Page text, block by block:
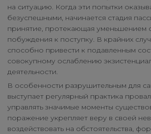
на ситуацию. Когда эти попытки
безуспешными, начинается стадия
принятие, протекающая уменьшением
побуждения к поступку. В крайних
способно привести к подавленным
совокупному ослаблению
деятельности.
В особенности разрушительным для
выступает регулярный практика
управлять значимые моменты
поражение укрепляет веру в своей
воздействовать на обстоятельства,
Targeting Cookies